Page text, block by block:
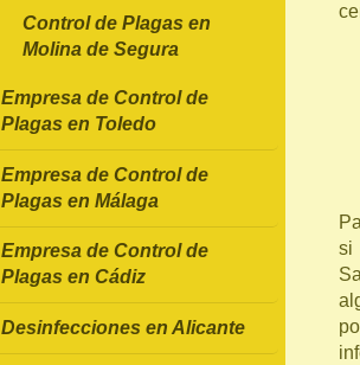
si
Control de Plagas en
Molina de Segura
Empresa de Control de
Plagas en Toledo
Empresa de Control de
Plagas en Málaga
Empresa de Control de
Plagas en Cádiz
Desinfecciones en Alicante